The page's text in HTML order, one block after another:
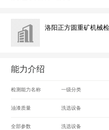
洛阳正方圆重矿机械
能力介绍
检测能力名称 一级分类
油漆质量 洗选设备
全部参数 洗选设备